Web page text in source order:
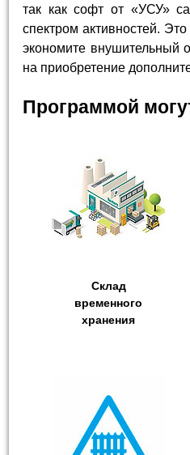
так как софт от «УСУ»
спектром активностей.
экономите внушительный
на приобретение
Программой
Склад
временного
хранения